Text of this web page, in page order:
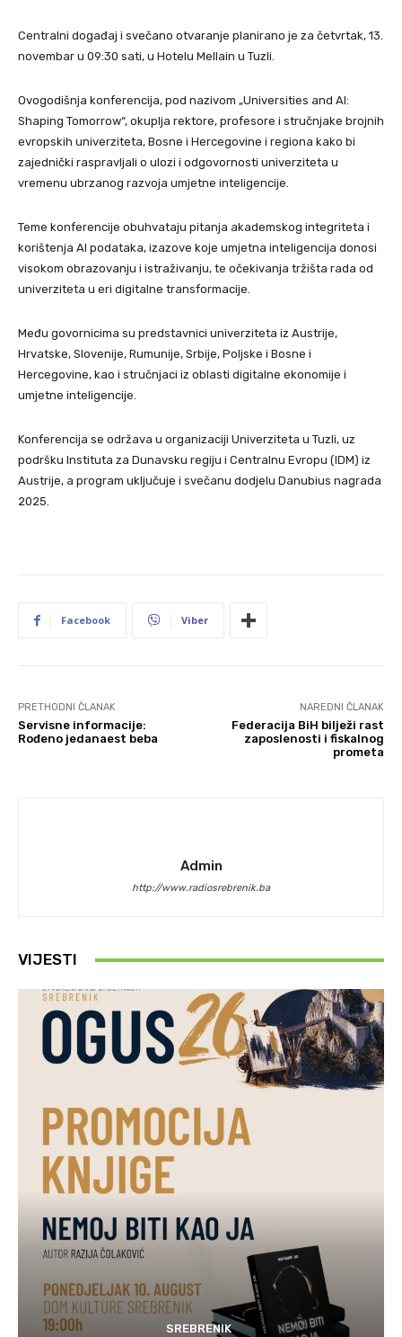
Centralni događaj i svečano otvaranje planirano je za četvrtak, 13.
novembar u 09:30 sati, u Hotelu Mellain u Tuzli.
Ovogodišnja konferencija, pod nazivom „Universities and AI:
Shaping Tomorrow“, okuplja rektore, profesore i stručnjake brojnih
evropskih univerziteta, Bosne i Hercegovine i regiona kako bi
zajednički raspravljali o ulozi i odgovornosti univerziteta u
vremenu ubrzanog razvoja umjetne inteligencije.
Teme konferencije obuhvataju pitanja akademskog integriteta i
korištenja AI podataka, izazove koje umjetna inteligencija donosi
visokom obrazovanju i istraživanju, te očekivanja tržišta rada od
univerziteta u eri digitalne transformacije.
Među govornicima su predstavnici univerziteta iz Austrije,
Hrvatske, Slovenije, Rumunije, Srbije, Poljske i Bosne i
Hercegovine, kao i stručnjaci iz oblasti digitalne ekonomije i
umjetne inteligencije.
Konferencija se održava u organizaciji Univerziteta u Tuzli, uz
podršku Instituta za Dunavsku regiju i Centralnu Evropu (IDM) iz
Austrije, a program uključuje i svečanu dodjelu Danubius nagrada
2025.
Facebook Viber
PRETHODNI ČLANAK
Servisne informacije:
Rođeno jedanaest beba
NAREDNI ČLANAK
Federacija BiH bilježi rast
zaposlenosti i fiskalnog
prometa
Admin
http://www.radiosrebrenik.ba
VIJESTI
SREBRENIK